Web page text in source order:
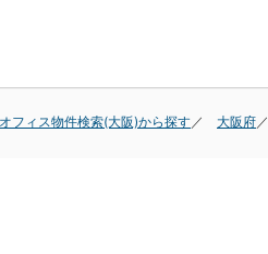
オフィス物件検索(大阪)から探す 大阪府